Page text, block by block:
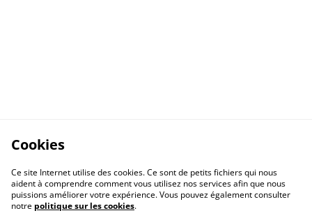
Cookies
Ce site Internet utilise des cookies. Ce sont de petits fichiers qui nous
aident à comprendre comment vous utilisez nos services afin que nous
puissions améliorer votre expérience. Vous pouvez également consulter
notre politique sur les cookies.